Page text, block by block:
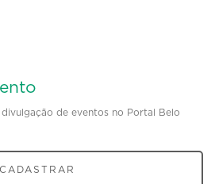
de eventos no Portal Belo
CADASTRAR